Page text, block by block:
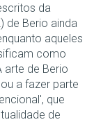
da
de Berio ainda
aqueles
como
arte de Berio
a fazer parte
que
de